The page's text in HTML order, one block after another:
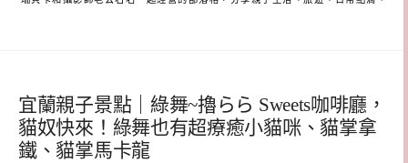
宜蘭親子景點｜綠舞~擼らら Sweets咖啡廳，
貓奴快來！綠舞也有超療癒小貓咪、貓掌拿
鐵、貓掌馬卡龍